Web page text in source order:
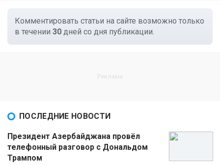
Комментировать статьи на сайте возможно только
в течении 30 дней со дня публикации.
ПОСЛЕДНИЕ НОВОСТИ
Президент Азербайджана провёл
телефонный разговор с Дональдом
Трампом